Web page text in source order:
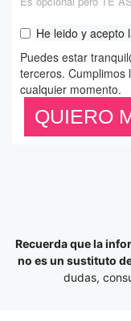
Recuerda que la
no es un sustituto
dudas,